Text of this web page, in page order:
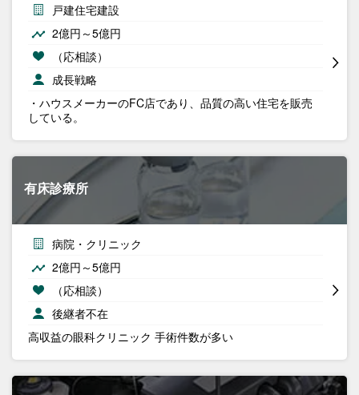
戸建住宅建設
2億円～5億円
（応相談）
成長戦略
・ハウスメーカーのFC店であり、品質の高い住宅を販売
している。
有床診療所
病院・クリニック
2億円～5億円
（応相談）
後継者不在
高収益の眼科クリニック 手術件数が多い